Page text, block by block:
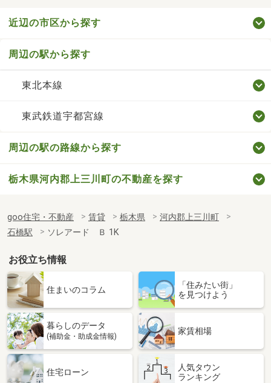
近辺の市区から探す
周辺の駅から探す
東北本線
東武鉄道宇都宮線
周辺の駅の路線から探す
栃木県河内郡上三川町の不動産を探す
goo住宅・不動産 賃貸 栃木県
河内郡上三川町
石橋駅
ソレアード Ｂ 1K
お役立ち情報
住まいのコラム
「住みたい街」
を見つけよう
暮らしのデータ
(補助金・助成金情報)
家賃相場
住宅ローン
人気タウン
ランキング